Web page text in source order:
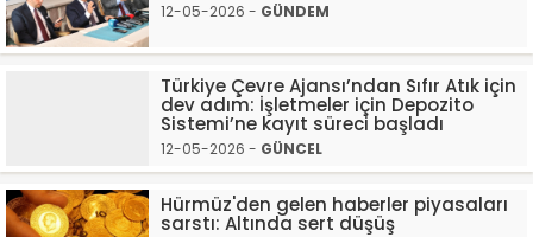
12-05-2026 - GÜNDEM
Türkiye Çevre Ajansı’ndan Sıfır Atık için
dev adım: İşletmeler için Depozito
Sistemi’ne kayıt süreci başladı
12-05-2026 - GÜNCEL
Hürmüz'den gelen haberler piyasaları
sarstı: Altında sert düşüş